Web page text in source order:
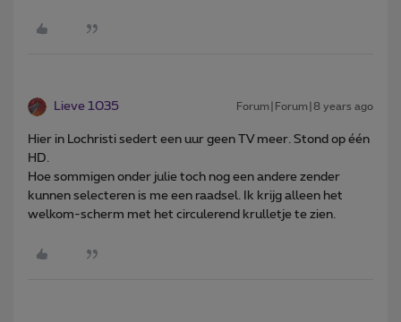
Lieve 1035 Forum|Forum|8 years ago
Hier in Lochristi sedert een uur geen TV meer. Stond op één
HD.
Hoe sommigen onder julie toch nog een andere zender
kunnen selecteren is me een raadsel. Ik krijg alleen het
welkom-scherm met het circulerend krulletje te zien.